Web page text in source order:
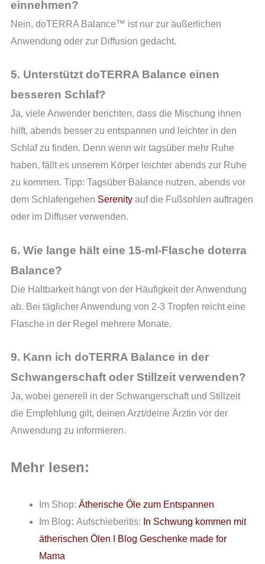
einnehmen?
Nein, doTERRA Balance™ ist nur zur äußerlichen
Anwendung oder zur Diffusion gedacht.
5. Unterstützt doTERRA Balance einen
besseren Schlaf?
Ja, viele Anwender berichten, dass die Mischung ihnen
hilft, abends besser zu entspannen und leichter in den
Schlaf zu finden. Denn wenn wir tagsüber mehr Ruhe
haben, fällt es unserem Körper leichter abends zur Ruhe
zu kommen. Tipp: Tagsüber Balance nutzen, abends vor
dem Schlafengehen Serenity auf die Fußsohlen auftragen
oder im Diffuser verwenden.
6. Wie lange hält eine 15-ml-Flasche doterra
Balance?
Die Haltbarkeit hängt von der Häufigkeit der Anwendung
ab. Bei täglicher Anwendung von 2-3 Tropfen reicht eine
Flasche in der Regel mehrere Monate.
9. Kann ich doTERRA Balance in der
Schwangerschaft oder Stillzeit verwenden?
Ja, wobei generell in der Schwangerschaft und Stillzeit
die Empfehlung gilt, deinen Arzt/deine Ärztin vor der
Anwendung zu informieren.
Mehr lesen:
Im Shop:Ätherische Öle zum Entspannen
Im Blog:Aufschieberitis: In Schwung kommen mit
ätherischen Ölen I Blog Geschenke made for
Mama